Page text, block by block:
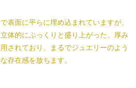
表面に平らに埋め込まれていますが、
体的にぷっくりと盛り上がった、厚み
されており、まるでジュエリーのよう
存在感を放ちます。